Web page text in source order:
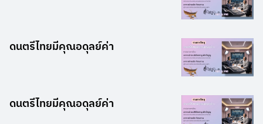
ดนตรีไทยมีคุณอดุลย์ค่า
ดนตรีไทยมีคุณอดุลย์ค่า